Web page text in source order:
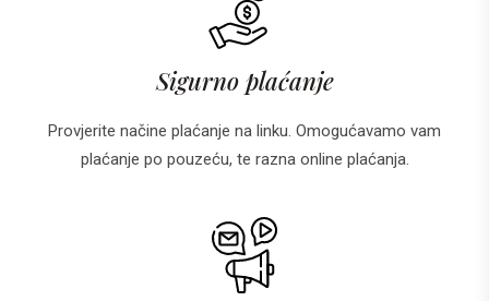
Sigurno plaćanje
Provjerite načine plaćanje na linku. Omogućavamo vam
plaćanje po pouzeću, te razna online plaćanja.